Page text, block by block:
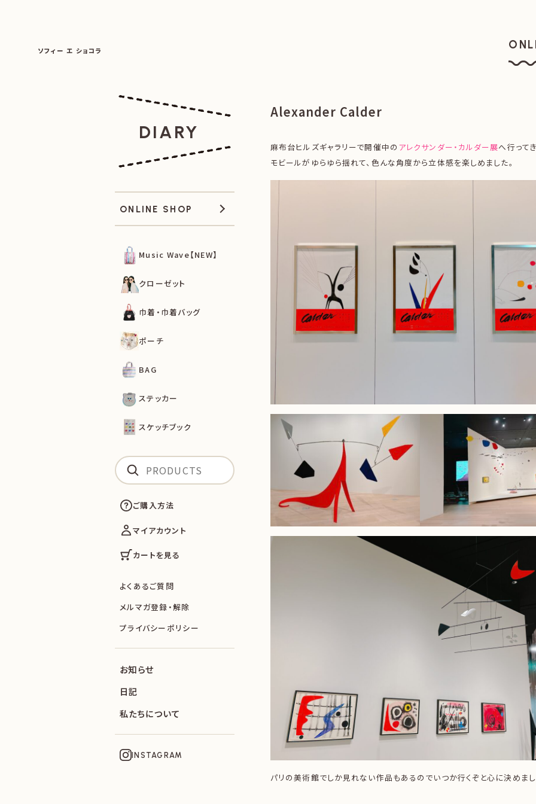
ソフィー エ ショコラ
||
DIARY
Alexander Calder
麻布台ヒルズギャラリーで開催中の アレクサンダー・カルダー展へ行って
モビールがゆらゆら揺れて、色んな角度から立体感を楽しめました。
パリの美術館でしか見れない作品もあるのでいつか行くぞと心に決めま
ONLINE SHOP
Music Wave【NEW】
クローゼット
巾着・巾着バッグ
ポーチ
BAG
ステッカー
スケッチブック
ご購入方法
マイアカウント
カートを見る
よくあるご質問
メルマガ登録・解除
プライバシーポリシー
お知らせ
日記
私たちについて
INSTAGRAM